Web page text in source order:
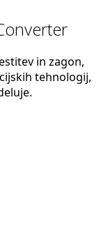
in zagon,
tehnologij,